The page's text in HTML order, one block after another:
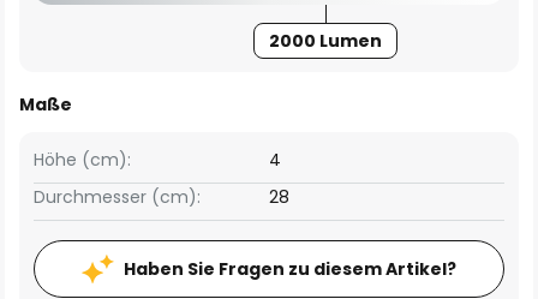
2000 Lumen
Maße
Höhe (cm):
4
Durchmesser (cm):
28
Haben Sie Fragen zu diesem Artikel?